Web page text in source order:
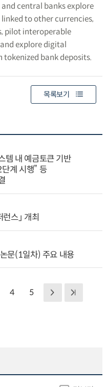
central banks explore
to other currencies,
pilot interoperable
explore digital
bank deposits.
목록보기
템 내 예금토큰 기반
계 시행” 등
스」 개최
문(1일차) 주요 내용
4 5